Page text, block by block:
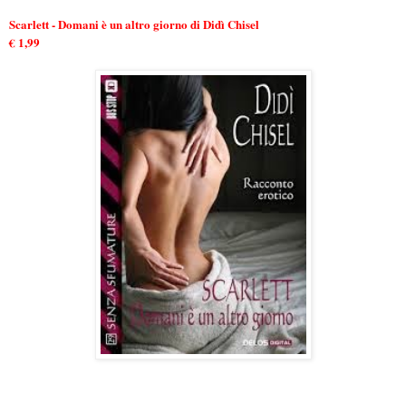
Scarlett - Domani è un altro giorno di Didì Chisel
€ 1,99